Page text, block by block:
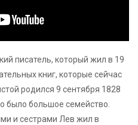
писатель, который жил в 19
книг, которые сейчас
родился 9 сентября 1828
было большое семейство.
и сестрами Лев жил в